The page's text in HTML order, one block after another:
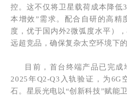
控。这不仅将卫星载荷成本降低
本增效”需求。配合自研的高精
度，优于国内外2微弧度水平）
远超竞品，确保复杂太空环境下
目前， 首台终端产品已完成
2025年Q2-Q3入轨验证，为6G
石。 星辰光电以“创新科技”赋能